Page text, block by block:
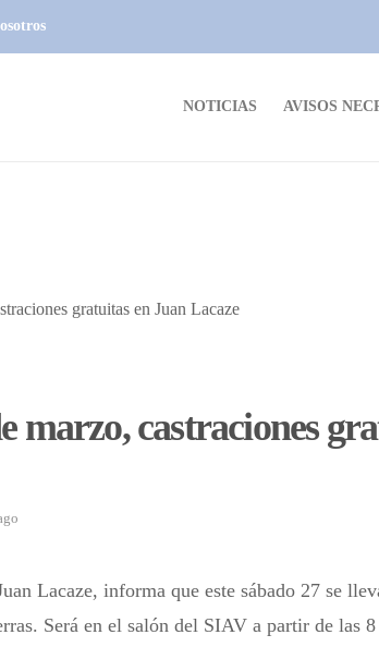
NOTICIAS AVISOS
marzo, castraciones
Lacaze, informa que este sábado 27 se
Será en el salón del SIAV a partir de las